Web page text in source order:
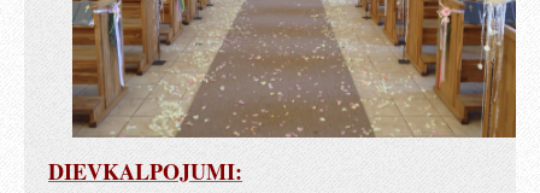
DIEVKALPOJUMI: